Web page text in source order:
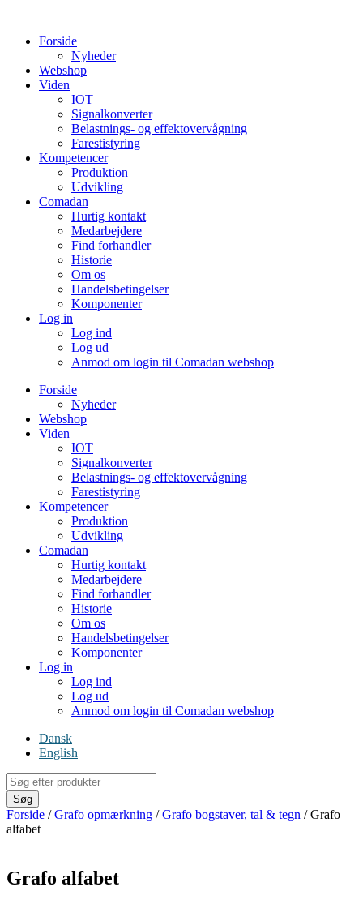
indholdForside
Nyheder
Webshop
Viden
IOT
Signalkonverter
Belastnings- og effektovervågning
Farestistyring
Kompetencer
Produktion
Udvikling
Comadan
Hurtig kontakt
Medarbejdere
Find forhandler
Historie
Om os
Handelsbetingelser
Komponenter
Log in
Log ind
Log ud
Anmod om login til Comadan webshop
Forside
Nyheder
Webshop
Viden
IOT
Signalkonverter
Belastnings- og effektovervågning
Farestistyring
Kompetencer
Produktion
Udvikling
Comadan
Hurtig kontakt
Medarbejdere
Find forhandler
Historie
Om os
Handelsbetingelser
Komponenter
Log in
Log ind
Log ud
Anmod om login til Comadan webshop
Dansk
English
Products
search
Søg
Forside /Grafo opmærkning /Grafo bogstaver, tal & tegn / Grafo
alfabet
Grafo alfabet